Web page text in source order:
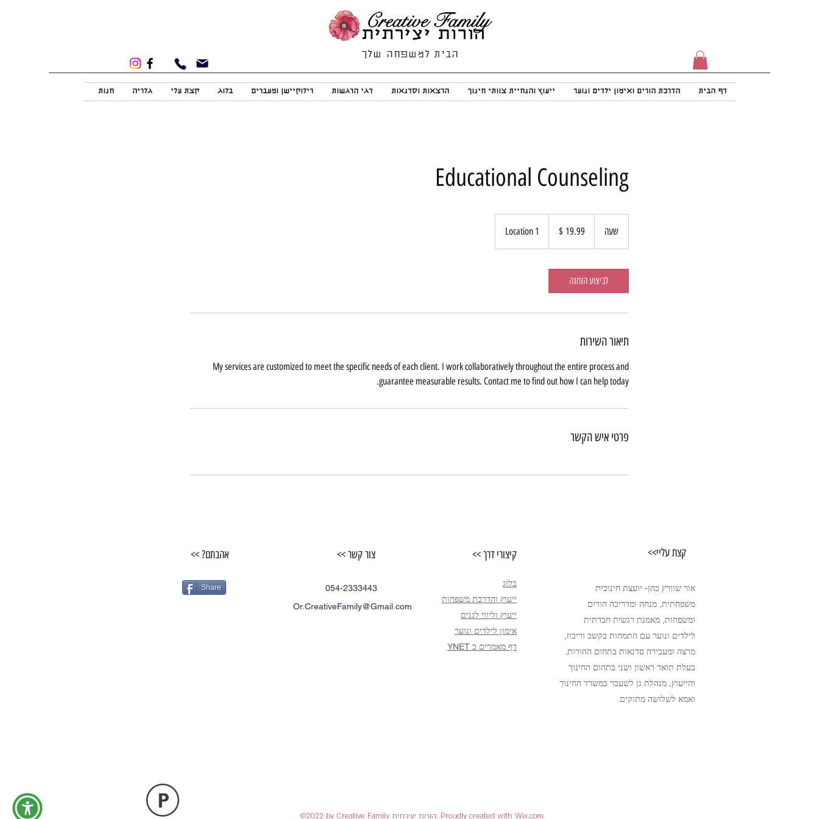
הבית למשפחה שלך
חנות גלריה קצת עלי בלוג רילוקיישן ומעברים דגי הרגשות הרצאות וסדנאות ייעוץ והנחיית צוותי חינוך הדרכת הורים ואימון ילדים ונוער דף הבית
Educational Counseling
שעה
ע
אמריקאי
Location 1
לביצוע הזמנה
תיאור השירות
My services are customized to meet the specific needs of each client. I work collaboratively throughout the entire process and
guarantee measurable results. Contact me to find out how I can help today.
פרטי איש הקשר
אהבתם? >>
Share
צור קשר >>
054-2333443
Or.CreativeFamily@Gmail.com
קיצורי דרך >>
בלוג
ייעוץ והדרכת משפחות
ייעוץ וליווי לגנים
אימון לילדים ונוער
דף מאמרים ב YNET
קצת עליי>>
אור שוורץ כהן- יועצת חינוכית
משפחתית, מנחה ומדריכה הורים
ומשפחות, מאמנת רגשית חברתית
לילדים ונוער עם התמחות בקשב וריכוז,
מרצה ומעבירה סדנאות בתחום ההורות.
בעלת תואר ראשון ושני בתחום החינוך
והייעוץ, מנהלת גן לשעבר במשרד החינוך
ואמא לשלושה מתוקים.
©2022 by Creative Family הורות יצירתית. Proudly created with Wix.com